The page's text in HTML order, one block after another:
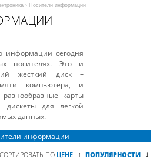
› Носители информации
информации сегодня
носителях. Это и
жесткий диск –
компьютера, и
карты
дискеты для легкой
данных.
информации
СОРТИРОВАТЬ ПО ЦЕНЕ ↑ ПОПУЛЯРНОСТИ ↓